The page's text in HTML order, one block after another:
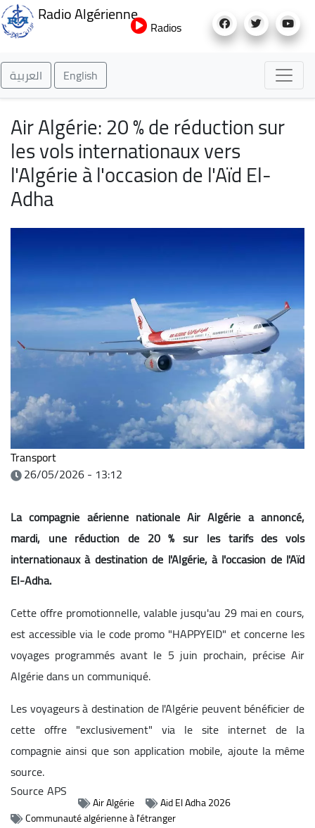
au
Radio Algérienne
Radios
العربية English
Air Algérie: 20 % de réduction sur
les vols internationaux vers
l'Algérie à l'occasion de l'Aïd El-
Adha
Transport
26/05/2026 - 13:12
La compagnie aérienne nationale Air Algérie a annoncé,
mardi, une réduction de 20 % sur les tarifs des vols
internationaux à destination de l'Algérie, à l'occasion de l'Aïd
El-Adha.
Cette offre promotionnelle, valable jusqu'au 29 mai en cours,
est accessible via le code promo "HAPPYEID" et concerne les
voyages programmés avant le 5 juin prochain, précise Air
Algérie dans un communiqué.
Les voyageurs à destination de l'Algérie peuvent bénéficier de
cette offre "exclusivement" via le site internet de la
compagnie ainsi que son application mobile, ajoute la même
source.
SourceAPS
Air Algérie
Aid El Adha 2026
Communauté algérienne à l'étranger